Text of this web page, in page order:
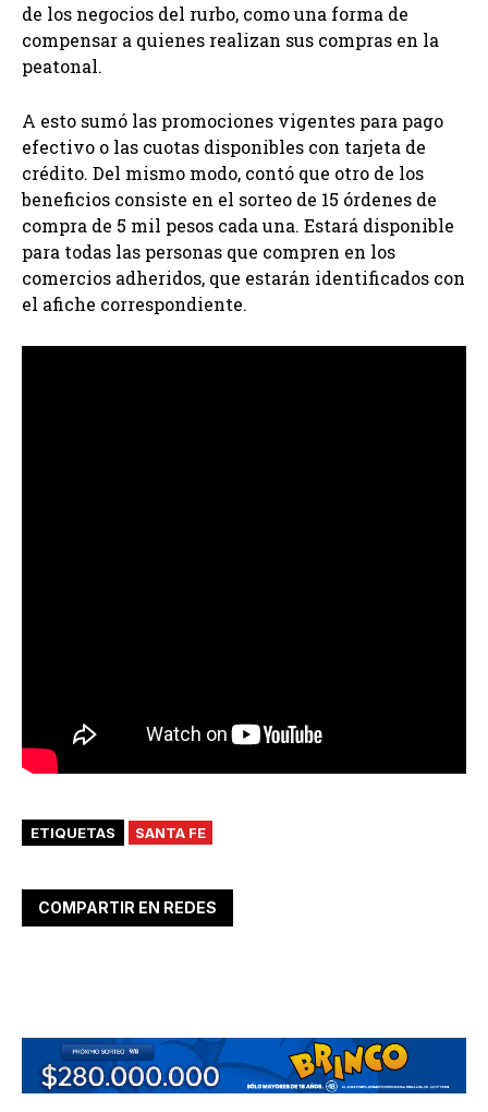
de los negocios del rurbo, como una forma de
compensar a quienes realizan sus compras en la
peatonal.
A esto sumó las promociones vigentes para pago
efectivo o las cuotas disponibles con tarjeta de
crédito. Del mismo modo, contó que otro de los
beneficios consiste en el sorteo de 15 órdenes de
compra de 5 mil pesos cada una. Estará disponible
para todas las personas que compren en los
comercios adheridos, que estarán identificados con
el afiche correspondiente.
ETIQUETAS SANTA FE
COMPARTIR EN REDES